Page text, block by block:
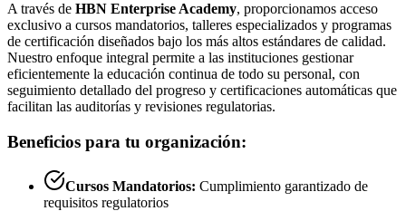
A través de HBN Enterprise Academy, proporcionamos acceso
exclusivo a cursos mandatorios, talleres especializados y programas
de certificación diseñados bajo los más altos estándares de calidad.
Nuestro enfoque integral permite a las instituciones gestionar
eficientemente la educación continua de todo su personal, con
seguimiento detallado del progreso y certificaciones automáticas que
facilitan las auditorías y revisiones regulatorias.
Beneficios para tu organización:
Cursos Mandatorios: Cumplimiento garantizado de
requisitos regulatorios